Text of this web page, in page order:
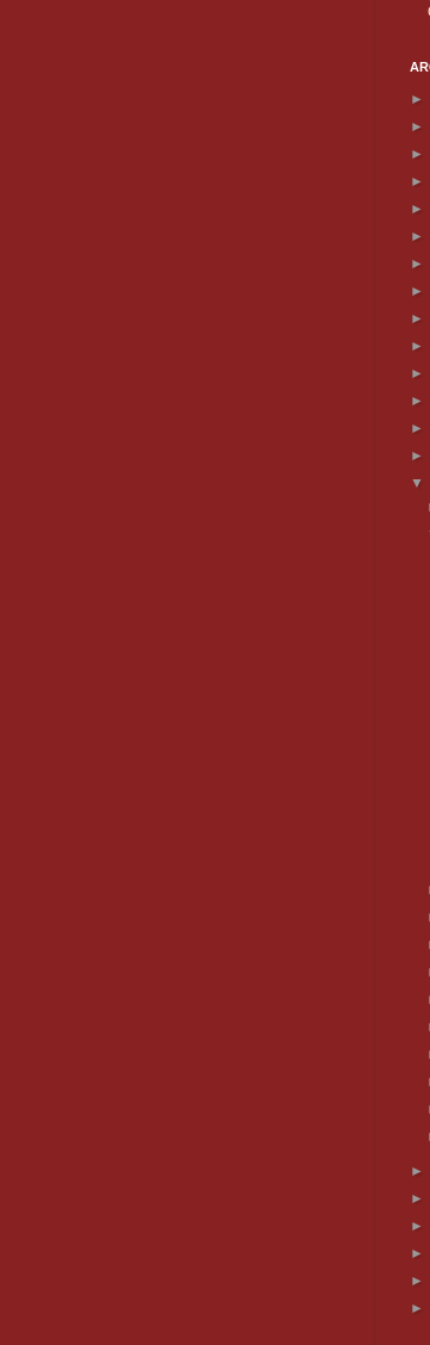
►
►
►
►
►
►
►
►
►
►
►
►
►
►
▼
►
►
►
►
►
►